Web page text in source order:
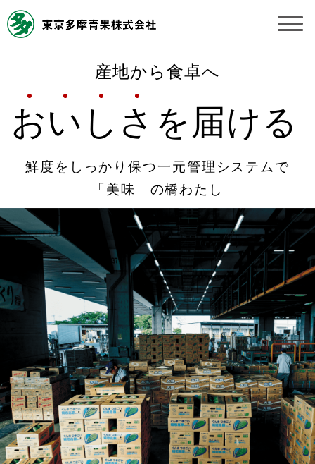
業務規程
市況情報
公表事項
奨励金受託手数料
営業日カレンダー
会社案内
多摩青果便り
採用情報
アクセス
産地から食卓へ
おい し さ を届ける
鮮度をしっかり保つ一元管理システムで
「美味」の橋わたし